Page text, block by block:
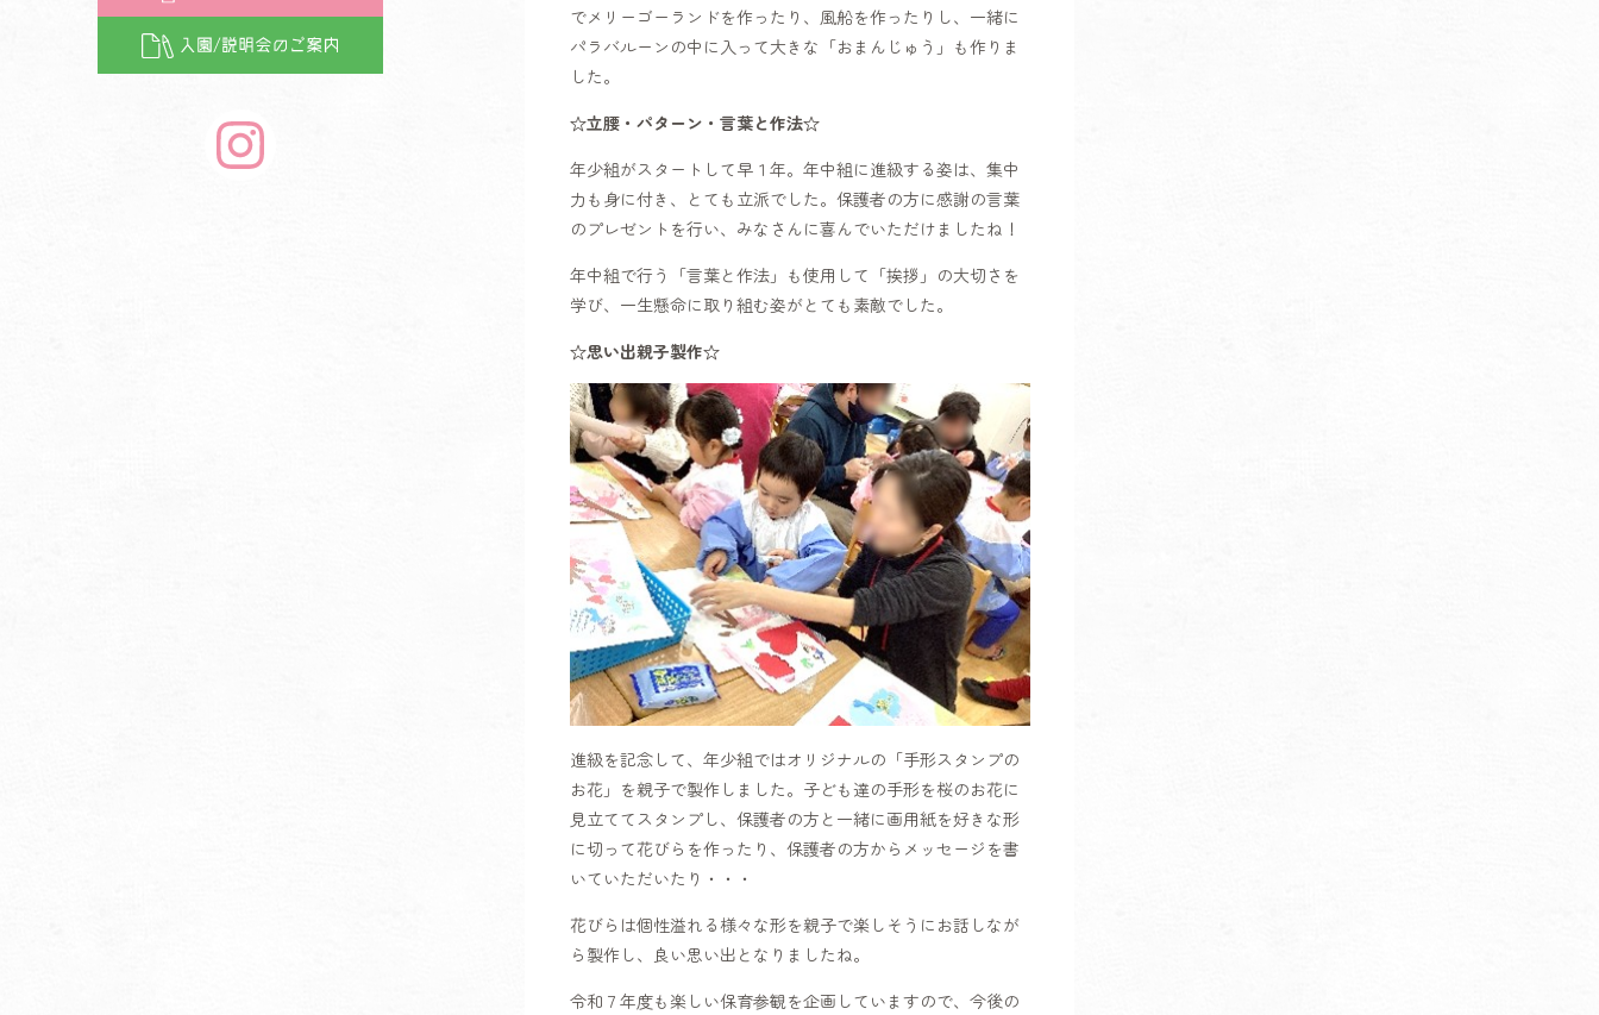
でメリーゴーランドを作ったり、風船を作ったりし、一緒に
パラバルーンの中に入って大きな「おまんじゅう」も作りま
した。
☆立腰・パターン・言葉と作法☆
年少組がスタートして早１年。年中組に進級する姿は、集中
力も身に付き、とても立派でした。保護者の方に感謝の言葉
のプレゼントを行い、みなさんに喜んでいただけましたね！
年中組で行う「言葉と作法」も使用して「挨拶」の大切さを
学び、一生懸命に取り組む姿がとても素敵でした。
☆思い出親子製作☆
進級を記念して、年少組ではオリジナルの「手形スタンプの
お花」を親子で製作しました。子ども達の手形を桜のお花に
見立ててスタンプし、保護者の方と一緒に画用紙を好きな形
に切って花びらを作ったり、保護者の方からメッセージを書
いていただいたり・・・
花びらは個性溢れる様々な形を親子で楽しそうにお話しなが
ら製作し、良い思い出となりましたね。
令和７年度も楽しい保育参観を企画していますので、今後の